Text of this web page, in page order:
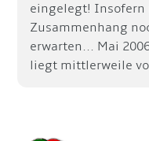
eingelegt! Insofern
Zusammenhang
erwarten... Mai
liegt mittlerweile